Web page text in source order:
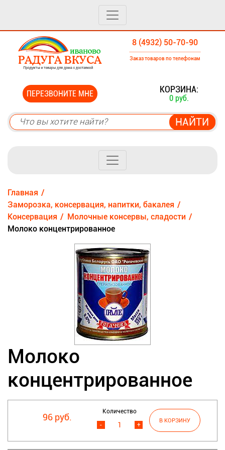
8 (4932) 50-70-90
Заказ товаров по телефонам
ПЕРЕЗВОНИТЕ МНЕ КОРЗИНА:
0 руб.
Главная
Заморозка, консервация, напитки, бакалея
Консервация
Молочные консервы, сладости
Молоко концентрированное
Молоко
концентрированное
96 руб.
Количество
+
-